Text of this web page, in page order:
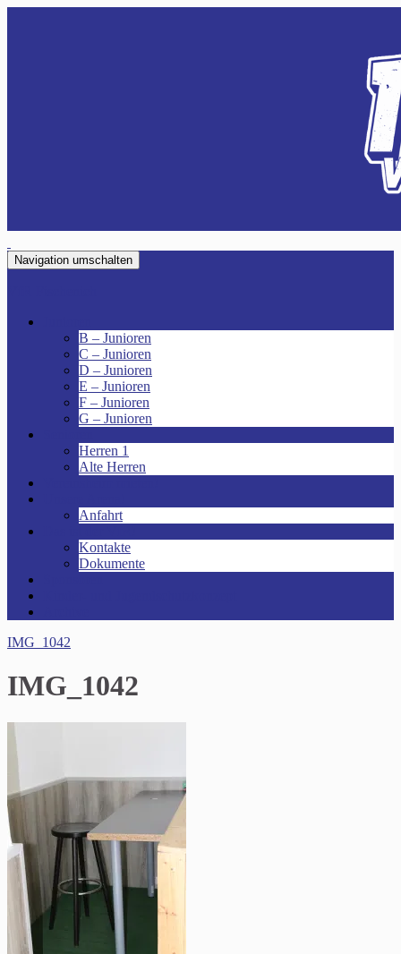
Navigation umschalten
B – Junioren
C – Junioren
D – Junioren
E – Junioren
F – Junioren
G – Junioren
Herren 1
Alte Herren
Anfahrt
Kontakte
Dokumente
IMG_1042
IMG_1042